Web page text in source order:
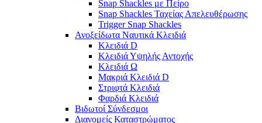
Snap Shackles με Πείρο
Snap Shackles Ταχείας Απελευθέρωσης
Trigger Snap Shackles
Ανοξείδωτα Ναυτικά Κλειδιά
Κλειδιά D
Κλειδιά Υψηλής Αντοχής
Κλειδιά Ω
Μακριά Κλειδιά D
Στριφτά Κλειδιά
Φαρδιά Κλειδιά
Βιδωτοί Σύνδεσμοι
Διανομείς Καταστρώματος